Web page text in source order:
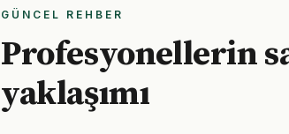
GÜNCEL REHBER
Profesyonellerin
yaklaşımı